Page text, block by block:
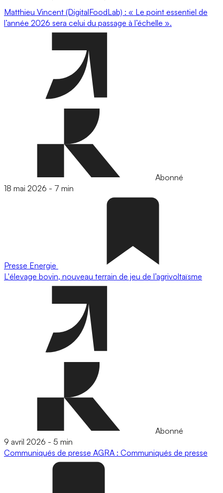
Matthieu Vincent (DigitalFoodLab) : « Le point essentiel de
l’année 2026 sera celui du passage à l’échelle ».
Abonné
18 mai 2026 - 7 min
Presse Energie
L'élevage bovin, nouveau terrain de jeu de l’agrivoltaïsme
Abonné
9 avril 2026 - 5 min
Communiqués de presse AGRA : Communiqués de presse